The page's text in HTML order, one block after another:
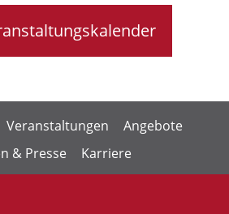
Veranstaltungen
Angebote
& Presse
Karriere